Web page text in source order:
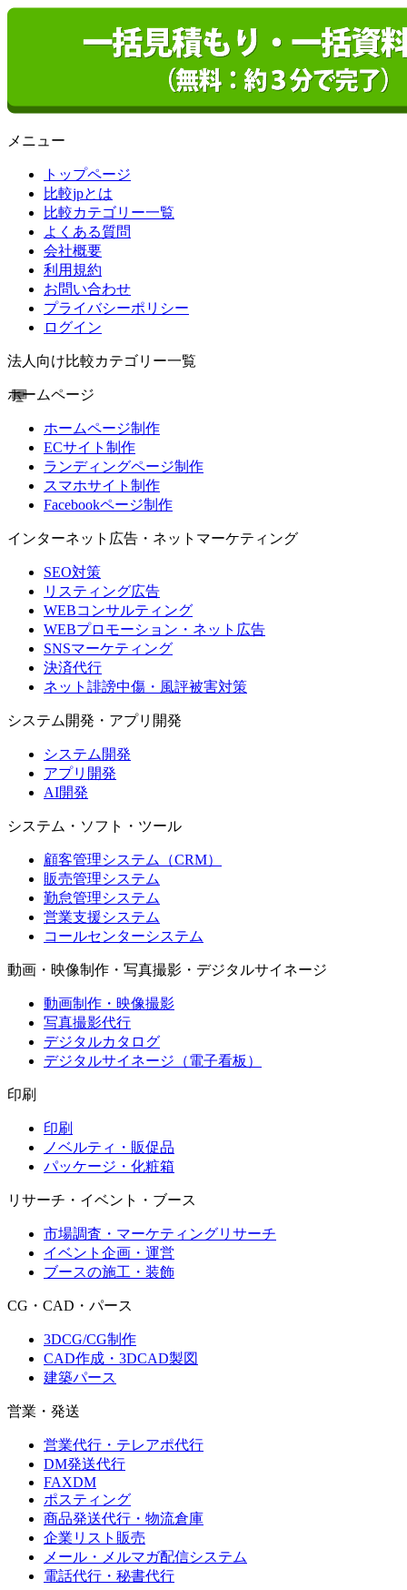
メニュー
トップページ
比較jpとは
比較カテゴリー一覧
よくある質問
会社概要
利用規約
お問い合わせ
プライバシーポリシー
ログイン
法人向け比較カテゴリー一覧
ホームページ
ホームページ制作
ECサイト制作
ランディングページ制作
スマホサイト制作
Facebookページ制作
インターネット広告・ネットマーケティング
SEO対策
リスティング広告
WEBコンサルティング
WEBプロモーション・ネット広告
SNSマーケティング
決済代行
ネット誹謗中傷・風評被害対策
システム開発・アプリ開発
システム開発
アプリ開発
AI開発
システム・ソフト・ツール
顧客管理システム（CRM）
販売管理システム
勤怠管理システム
営業支援システム
コールセンターシステム
動画・映像制作・写真撮影・デジタルサイネージ
動画制作・映像撮影
写真撮影代行
デジタルカタログ
デジタルサイネージ（電子看板）
印刷
印刷
ノベルティ・販促品
パッケージ・化粧箱
リサーチ・イベント・ブース
市場調査・マーケティングリサーチ
イベント企画・運営
ブースの施工・装飾
CG・CAD・パース
3DCG/CG制作
CAD作成・3DCAD製図
建築パース
営業・発送
営業代行・テレアポ代行
DM発送代行
FAXDM
ポスティング
商品発送代行・物流倉庫
企業リスト販売
メール・メルマガ配信システム
電話代行・秘書代行